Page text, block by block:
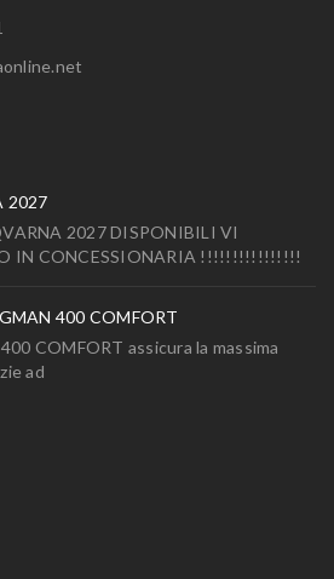
2027
2027 DISPONIBILI VI
IN CONCESSIONARIA !!!!!!!!!!!!!!!!
400 COMFORT
COMFORT assicura la massima
ad